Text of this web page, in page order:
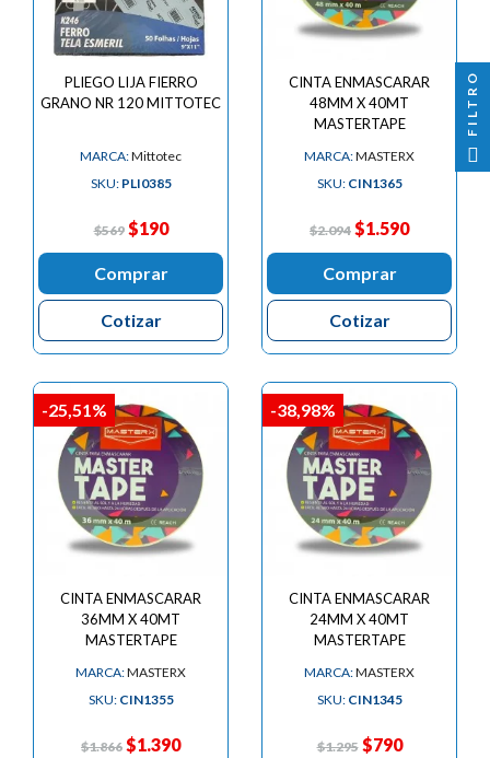
PLIEGO LIJA FIERRO
GRANO NR 120 MITTOTEC
MARCA:Mittotec
SKU: PLI0385
$569 $190
Comprar
Cotizar
CINTA ENMASCARAR
48MM X 40MT
MASTERTAPE
MARCA:MASTERX
SKU: CIN1365
$2.094 $1.590
Comprar
Cotizar
CINTA ENMASCARAR
36MM X 40MT
MASTERTAPE
MARCA:MASTERX
SKU: CIN1355
$1.866 $1.390
-25,51%
CINTA ENMASCARAR
24MM X 40MT
MASTERTAPE
MARCA:MASTERX
SKU: CIN1345
$1.295 $790
-38,98%
FILTRO